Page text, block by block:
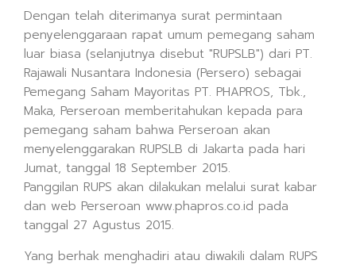
Dengan telah diterimanya surat permintaan
penyelenggaraan rapat umum pemegang saham
luar biasa (selanjutnya disebut "RUPSLB") dari PT.
Rajawali Nusantara Indonesia (Persero) sebagai
Pemegang Saham Mayoritas PT. PHAPROS, Tbk.,
Maka, Perseroan memberitahukan kepada para
pemegang saham bahwa Perseroan akan
menyelenggarakan RUPSLB di Jakarta pada hari
Jumat, tanggal 18 September 2015.
Panggilan RUPS akan dilakukan melalui surat kabar
dan web Perseroan www.phapros.co.id pada
tanggal 27 Agustus 2015.
Yang berhak menghadiri atau diwakili dalam RUPS